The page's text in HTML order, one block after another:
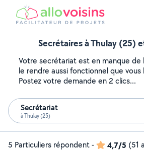
Secrétaires à Thulay (25)
Votre secrétariat est en manque de
le rendre aussi fonctionnel que vous
Postez votre demande en 2 clics...
Secrétariat
à Thulay (25)
5 Particuliers répondent- 4,7/5 (51